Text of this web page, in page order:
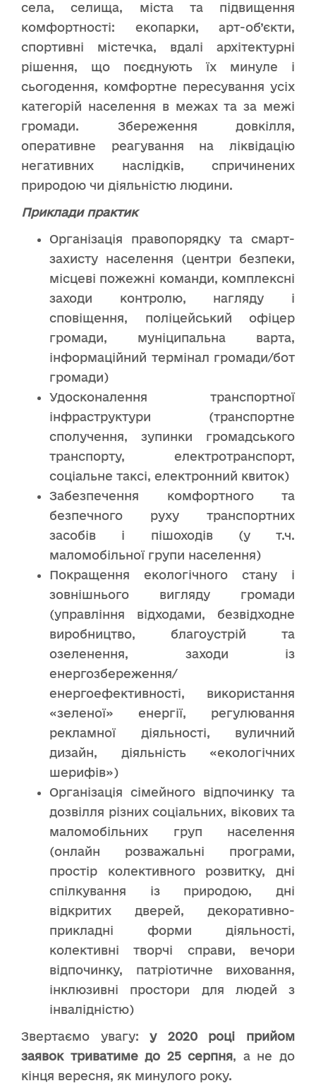
села, селища, міста та підвищення
комфортності: екопарки, арт-об’єкти,
спортивні містечка, вдалі архітектурні
рішення, що поєднують їх минуле і
сьогодення, комфортне пересування усіх
категорій населення в межах та за межі
громади. Збереження довкілля,
оперативне реагування на ліквідацію
негативних наслідків, спричинених
природою чи діяльністю людини.
Приклади практик
Організація правопорядку та смарт-
захисту населення (центри безпеки,
місцеві пожежні команди, комплексні
заходи контролю, нагляду і
сповіщення, поліцейський офіцер
громади, муніципальна варта,
інформаційний термінал громади/бот
громади)
Удосконалення транспортної
інфраструктури (транспортне
сполучення, зупинки громадського
транспорту, електротранспорт,
соціальне таксі, електронний квиток)
Забезпечення комфортного та
безпечного руху транспортних
засобів і пішоходів (у т.ч.
маломобільної групи населення)
Покращення екологічного стану і
зовнішнього вигляду громади
(управління відходами, безвідходне
виробництво, благоустрій та
озеленення, заходи із
енергозбереження/
енергоефективності, використання
«зеленої» енергії, регулювання
рекламної діяльності, вуличний
дизайн, діяльність «екологічних
шерифів»)
Організація сімейного відпочинку та
дозвілля різних соціальних, вікових та
маломобільних груп населення
(онлайн розважальні програми,
простір колективного розвитку, дні
спілкування із природою, дні
відкритих дверей, декоративно-
прикладні форми діяльності,
колективні творчі справи, вечори
відпочинку, патріотичне виховання,
інклюзивні простори для людей з
інвалідністю)
Звертаємо увагу:у 2020 році
прийом
заявок триватиме до 25 серпня, а не до
кінця вересня, як минулого року.